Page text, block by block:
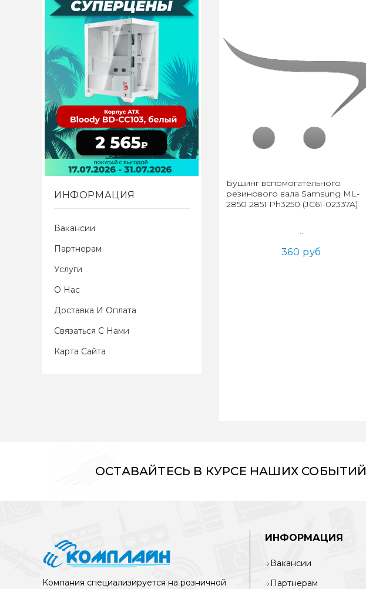
ИНФОРМАЦИЯ
Вакансии
Партнерам
Услуги
О Нас
Доставка И Оплата
Связаться С Нами
Карта Сайта
Бушинг вспомогательного
резинового вала Samsung ML-
2850 2851 Ph3250 (JC61-02337A)
..
360 руб
ОСТАВАЙТЕСЬ В КУРСЕ НАШИХ СОБЫТИЙ
Компания специализируется на розничной
ИНФОРМАЦИЯ
Вакансии
Партнерам